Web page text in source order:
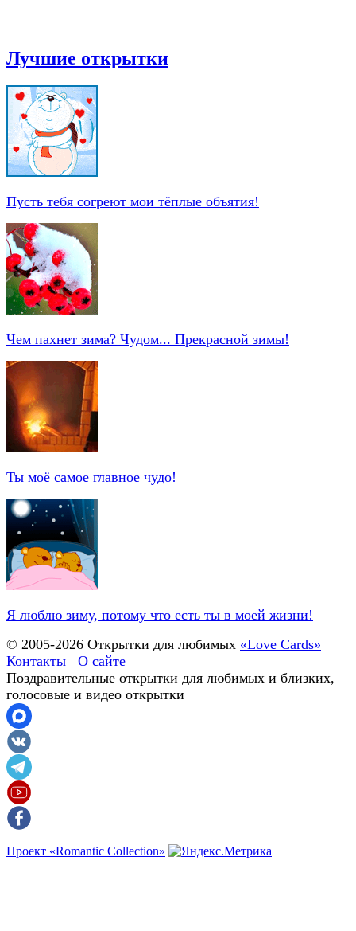
Лучшие открытки
Пусть тебя согреют мои тёплые объятия!
Чем пахнет зима? Чудом... Прекрасной зимы!
Ты моё самое главное чудо!
Я люблю зиму, потому что есть ты в моей жизни!
© 2005-2026 Открытки для любимых «Love Cards»
Контакты
О сайте
Поздравительные открытки для любимых и близких,
голосовые и видео открытки
Проект «Romantic Collection»